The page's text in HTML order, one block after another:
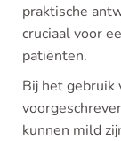
praktische
cruciaal voor
patiënten.
Bij het gebruik
kunnen mild